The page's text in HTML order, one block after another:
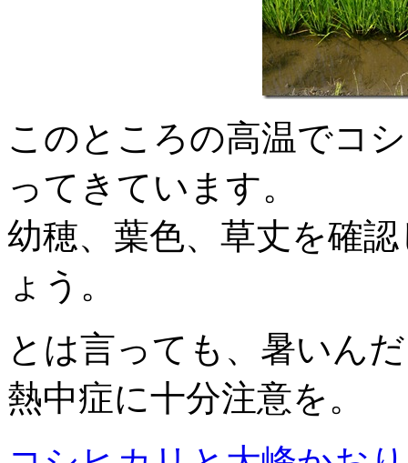
このところの高温でコ
ってきています。
幼穂、葉色、草丈を確
ょう。
とは言っても、暑いん
熱中症に十分注意を。